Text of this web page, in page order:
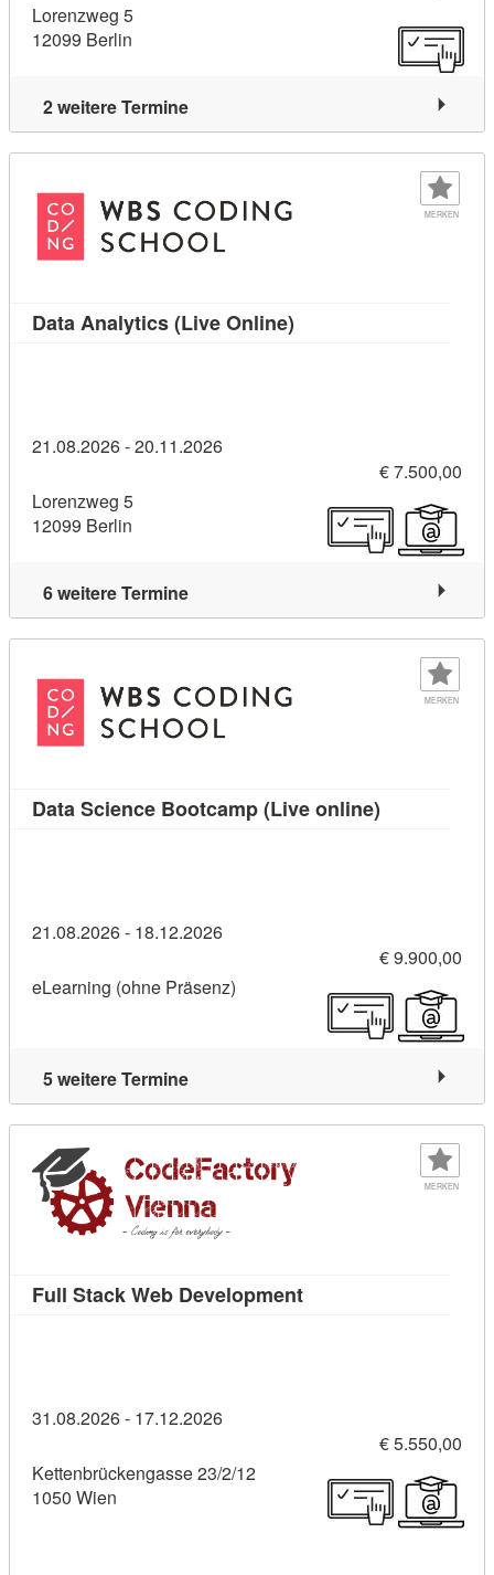
Lorenzweg 5
12099 Berlin
2 weitere Termine
MERKEN
Data Analytics (Live Online)
21.08.2026 - 20.11.2026
€ 7.500,00
Lorenzweg 5
12099 Berlin
6 weitere Termine
MERKEN
Data Science Bootcamp (Live online)
21.08.2026 - 18.12.2026
€ 9.900,00
eLearning (ohne Präsenz)
5 weitere Termine
MERKEN
Full Stack Web DevelopmentKursdetail: Full Stack
31.08.2026 - 17.12.2026
€ 5.550,00
Kettenbrückengasse 23/2/12
1050 Wien